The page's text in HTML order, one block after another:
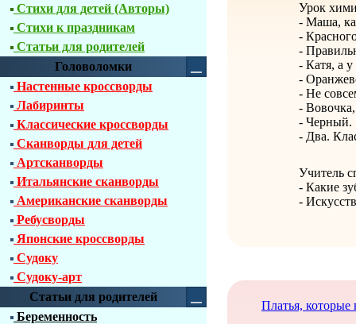
Стихи для детей (Авторы)
Стихи к праздникам
Статьи для родителей
Головоломки
Настенные кроссворды
Лабиринты
Классические кроссворды
Сканворды для детей
Артсканворды
Итальянские сканворды
Американские сканворды
Ребусворды
Японские кроссворды
Судоку
Судоку-арт
Статьи для родителей
Беременность
Урок
- Маша,
-
-
- Катя, а у
-
- Не
- Вовочка,
- Черный.
- Два.
Учитель
- Какие
-
Платья, которые